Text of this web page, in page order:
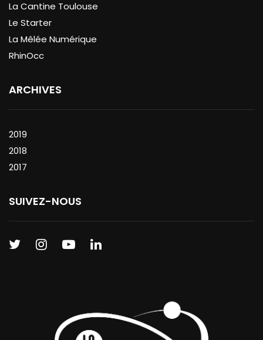
La Cantine Toulouse
Le Starter
La Mêlée Numérique
RhinOcc
ARCHIVES
2019
2018
2017
SUIVEZ-NOUS